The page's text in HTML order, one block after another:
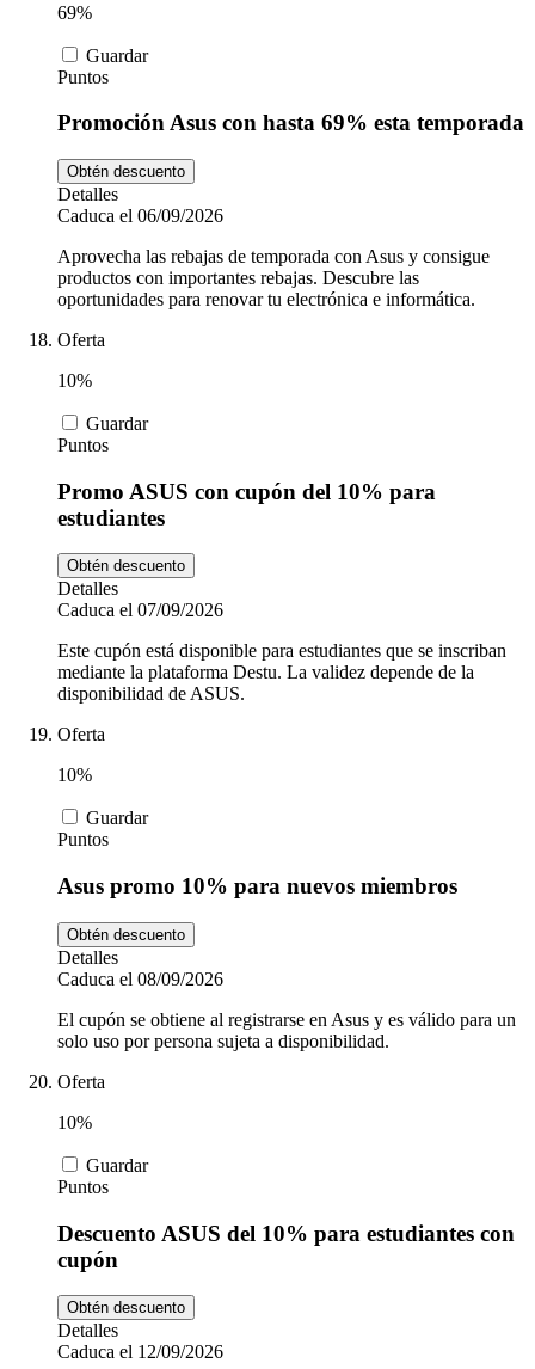
69%
Guardar
Puntos
Promoción Asus con hasta 69% esta temporada
Obtén descuento
Detalles
Caduca el 06/09/2026
Aprovecha las rebajas de temporada con Asus y consigue
productos con importantes rebajas. Descubre las
oportunidades para renovar tu electrónica e informática.
Oferta
10%
Guardar
Puntos
Promo ASUS con cupón del 10% para
estudiantes
Obtén descuento
Detalles
Caduca el 07/09/2026
Este cupón está disponible para estudiantes que se inscriban
mediante la plataforma Destu. La validez depende de la
disponibilidad de ASUS.
Oferta
10%
Guardar
Puntos
Asus promo 10% para nuevos miembros
Obtén descuento
Detalles
Caduca el 08/09/2026
El cupón se obtiene al registrarse en Asus y es válido para un
solo uso por persona sujeta a disponibilidad.
Oferta
10%
Guardar
Puntos
Descuento ASUS del 10% para estudiantes con
cupón
Obtén descuento
Detalles
Caduca el 12/09/2026